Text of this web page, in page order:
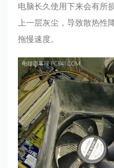
电脑长久使用下来会有所
上一层灰尘，导致散热性
拖慢速度。